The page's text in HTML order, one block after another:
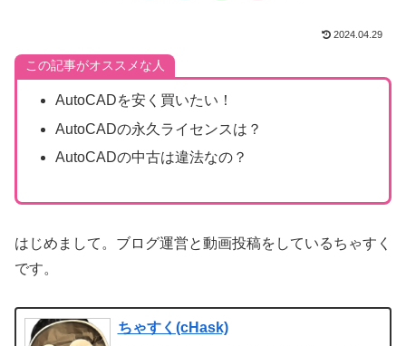
2024.04.29
この記事がオススメな人
AutoCADを安く買いたい！
AutoCADの永久ライセンスは？
AutoCADの中古は違法なの？
はじめまして。ブログ運営と動画投稿をしているちゃすく
です。
ちゃすく(cHask)